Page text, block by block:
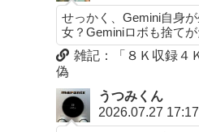
せっかく、Gemini自身
女？Geminiロボも捨て
雑記：「８Ｋ収録４
偽
うつみくん
2026.07.27 17:17